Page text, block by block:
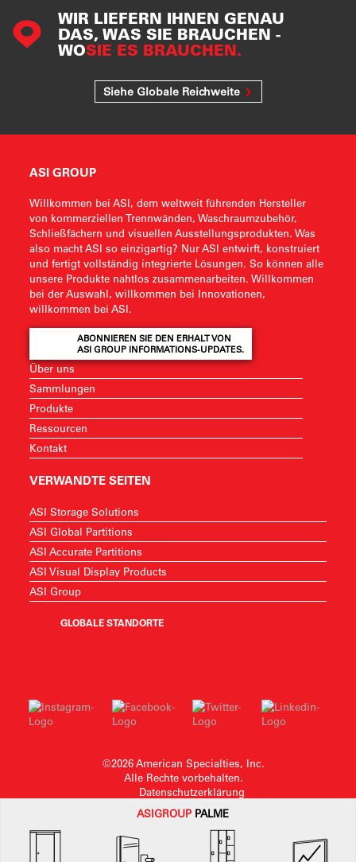
WIR LIEFERN IHNEN GENAU
DAS, WAS SIE BRAUCHEN -
WOSIE ES BRAUCHEN.
Siehe Globale Reichweite
ASIGROUP PALME
ASI GROUP
Willkommen bei ASI, dem weltweit führenden Hersteller
von kommerziellen Trennwänden, Waschraumzubehör,
Schließfächern und visuellen Ausstellungsprodukten. Was
also macht ASI so einzigartig? Nur ASI entwirft, konstruiert
und fertigt vollständig integrierte Lösungen. So können alle
unsere Produkte nahtlos zusammenarbeiten. Willkommen
bei der Auswahl, willkommen bei Innovationen,
willkommen bei ASI.
ABONNIEREN SIE DEN ERHALT VON
ASI GROUP INFORMATIONS-UPDATES.
Über uns
Sammlungen
Produkte
Ressourcen
Kontakt
VERWANDTE SEITEN
ASI Storage Solutions
ASI Global Partitions
ASI Accurate Partitions
ASI Visual Display Products
ASI Group
GLOBALE STANDORTE
©2026 American Specialties, Inc.
Alle Rechte vorbehalten.
Datenschutzerklärung
American SpecialtiesInc. behält sich das Recht vor, ohne Vorankündigung